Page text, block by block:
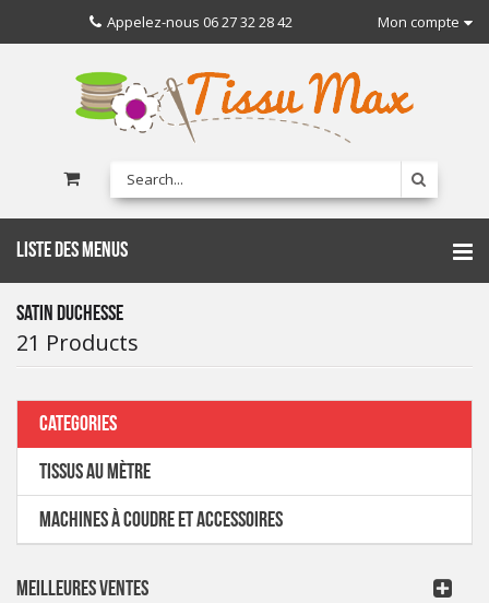
Mon compte
Appelez-nous 06 27 32 28 42
LISTE DES MENUS
SATIN DUCHESSE
21 Products
CATEGORIES
TISSUS AU MÈTRE
MACHINES À COUDRE ET ACCESSOIRES
MEILLEURES VENTES